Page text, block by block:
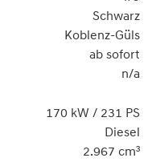
Schwarz
Koblenz-Güls
ab sofort
n/a
170 kW / 231 PS
Diesel
2.967 cm³